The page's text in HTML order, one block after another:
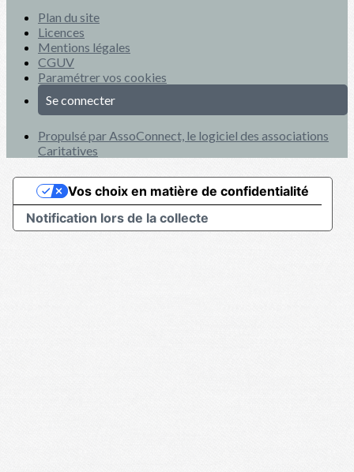
Plan du site
Licences
Mentions légales
CGUV
Paramétrer vos cookies
Se connecter
Propulsé par AssoConnect, le logiciel des associations
Caritatives
Notification lors de la collecte
Vos choix en matière de confidentialité